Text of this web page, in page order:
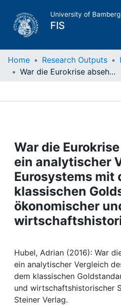
University of Bamberg
FIS
Home
Projects
People
Institutions
Awards
Help
Home Research Outputs
War die Eurokrise absehbar? : ein analytischer Vergleich des Eurosystems mit dem klassischen Goldstandard aus ökonomischer und wirtschaftshistorischer Sicht
War die
ein analytischer
Eurosystems mit
klassischen
ökonomischer
Hubel, Adrian (2016): War
ein analytischer Vergleich
dem klassischen
und wirtschaftshistorischer
Steiner Verlag.